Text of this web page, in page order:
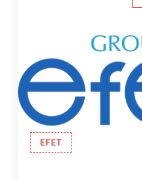
EFET